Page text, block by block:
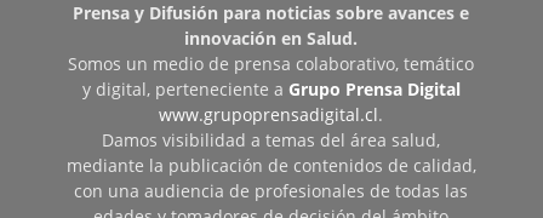
Prensa y Difusión para noticias sobre avances e
innovación en Salud.
Somos un medio de prensa colaborativo, temático
y digital, perteneciente a Grupo Prensa Digital
www.grupoprensadigital.cl.
Damos visibilidad a temas del área salud,
mediante la publicación de contenidos de calidad,
con una audiencia de profesionales de todas las